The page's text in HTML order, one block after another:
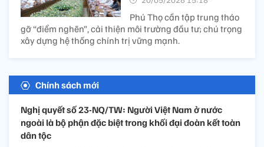
Phú Thọ cần tập trung tháo
gỡ “điểm nghẽn”, cải thiện môi trường đầu tư; chú trọng
xây dựng hệ thống chính trị vững mạnh.
Chính sách mới
Nghị quyết số 23-NQ/TW: Người Việt Nam ở nước
ngoài là bộ phận đặc biệt trong khối đại đoàn kết toàn
dân tộc